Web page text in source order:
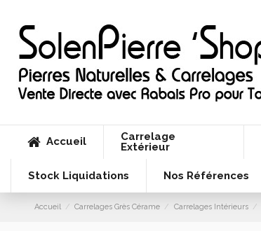
Accueil
Carrelage
Extérieur
Stock Liquidations Nos Références
Accueil Carrelages Grès Cérame Carrelages Intérieurs